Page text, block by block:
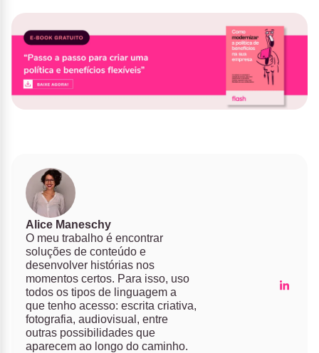
Alice Maneschy
O meu trabalho é encontrar
soluções de conteúdo e
desenvolver histórias nos
momentos certos. Para isso, uso
todos os tipos de linguagem a
que tenho acesso: escrita criativa,
fotografia, audiovisual, entre
outras possibilidades que
aparecem ao longo do caminho.